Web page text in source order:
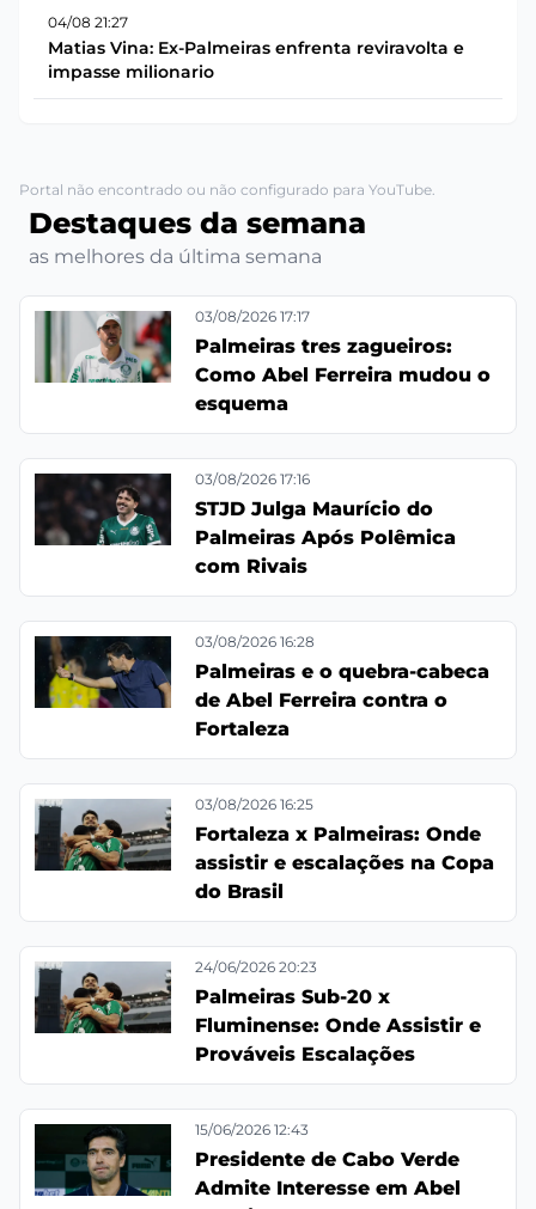
04/08 21:27
Matias Vina: Ex-Palmeiras enfrenta reviravolta e
impasse milionario
Portal não encontrado ou não configurado para YouTube.
Destaques da semana
as melhores da última semana
03/08/2026 17:17
Palmeiras tres zagueiros:
Como Abel Ferreira mudou o
esquema
03/08/2026 17:16
STJD Julga Maurício do
Palmeiras Após Polêmica
com Rivais
03/08/2026 16:28
Palmeiras e o quebra-cabeca
de Abel Ferreira contra o
Fortaleza
03/08/2026 16:25
Fortaleza x Palmeiras: Onde
assistir e escalações na Copa
do Brasil
24/06/2026 20:23
Palmeiras Sub-20 x
Fluminense: Onde Assistir e
Prováveis Escalações
15/06/2026 12:43
Presidente de Cabo Verde
Admite Interesse em Abel